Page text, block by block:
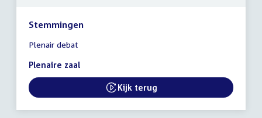
Stemmingen
vergadering
15:15
16:00
uur
Plenair debat
Plenaire zaal
External link:
Kijk terug